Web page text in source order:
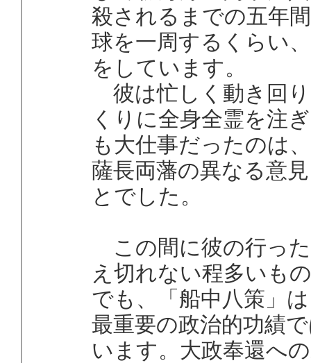
殺されるまでの五年
球を一周するくらい
をしています。
彼は忙しく動き回
くりに全身全霊を注
も大仕事だったのは
薩長両藩の異なる意
とでした。
この間に彼の行っ
え切れない程多いも
でも、「船中八策」
最重要の政治的功績
います。大政奉還へ